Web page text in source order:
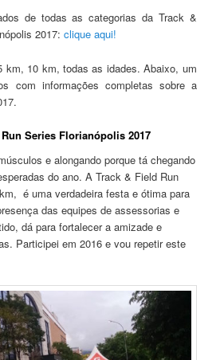
de todas as categorias da Track &
2017:clique aqui!
km, 10 km, todas as idades. Abaixo, um
com informações completas sobre a
Series Florianópolis 2017
e alongando porque tá chegando
do ano. A Track & Field Run
é uma verdadeira festa e ótima para
das equipes de assessorias e
dá para fortalecer a amizade e
Participei em 2016 e vou repetir este